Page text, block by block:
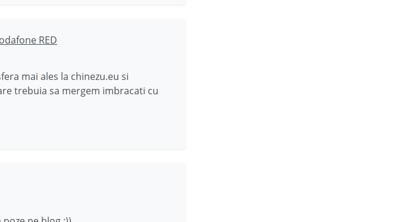
RED
mai ales la chinezu.eu si
trebuia sa mergem imbracati cu